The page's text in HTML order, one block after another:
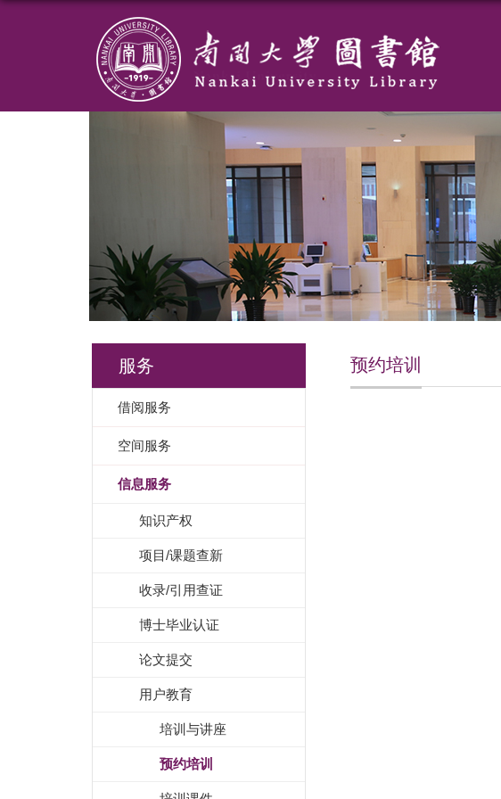
服务
借阅服务
空间服务
信息服务
知识产权
项目/课题查新
收录/引用查证
博士毕业认证
论文提交
用户教育
培训与讲座
预约培训
预约培训